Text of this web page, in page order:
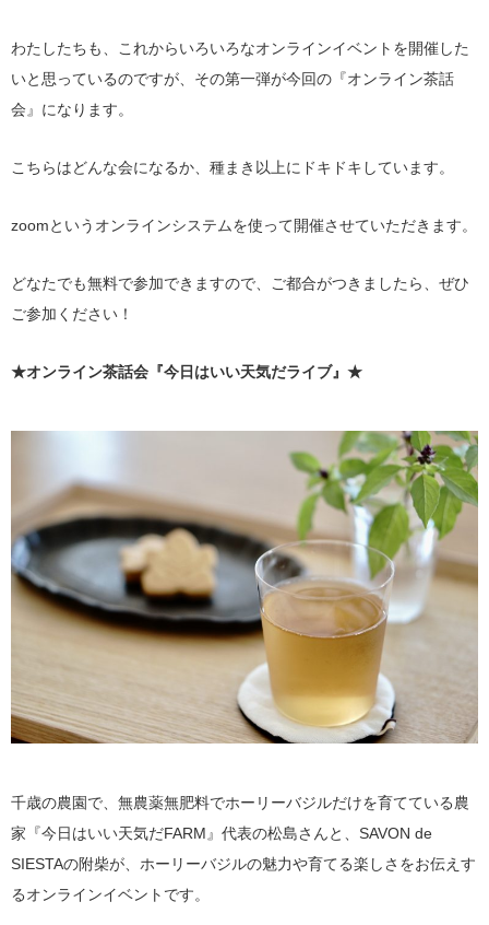
わたしたちも、これからいろいろなオンラインイベントを開催した
いと思っているのですが、その第一弾が今回の『オンライン茶話
会』になります。
こちらはどんな会になるか、種まき以上にドキドキしています。
zoomというオンラインシステムを使って開催させていただきます。
どなたでも無料で参加できますので、ご都合がつきましたら、ぜひ
ご参加ください！
★オンライン茶話会『今日はいい天気だライブ』★
千歳の農園で、無農薬無肥料でホーリーバジルだけを育てている農
家『今日はいい天気だFARM』代表の松島さんと、SAVON de
SIESTAの附柴が、ホーリーバジルの魅力や育てる楽しさをお伝えす
るオンラインイベントです。